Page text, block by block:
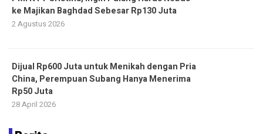
ke Majikan Baghdad Sebesar Rp130 Juta
2 Agustus 2026
Dijual Rp600 Juta untuk Menikah dengan Pria
China, Perempuan Subang Hanya Menerima
Rp50 Juta
28 April 2026